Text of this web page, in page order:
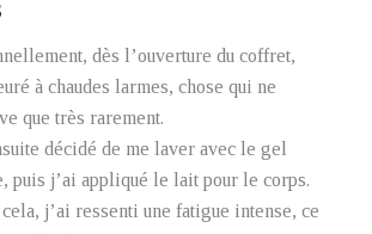
dès l’ouverture du coffret,
à chaudes larmes, chose qui ne
que très rarement.
décidé de me laver avec le gel
puis j’ai appliqué le lait pour le corps.
j’ai ressenti une fatigue intense, ce